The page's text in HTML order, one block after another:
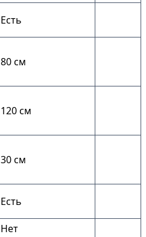
Есть
80 см
120 см
30 см
Есть
Нет